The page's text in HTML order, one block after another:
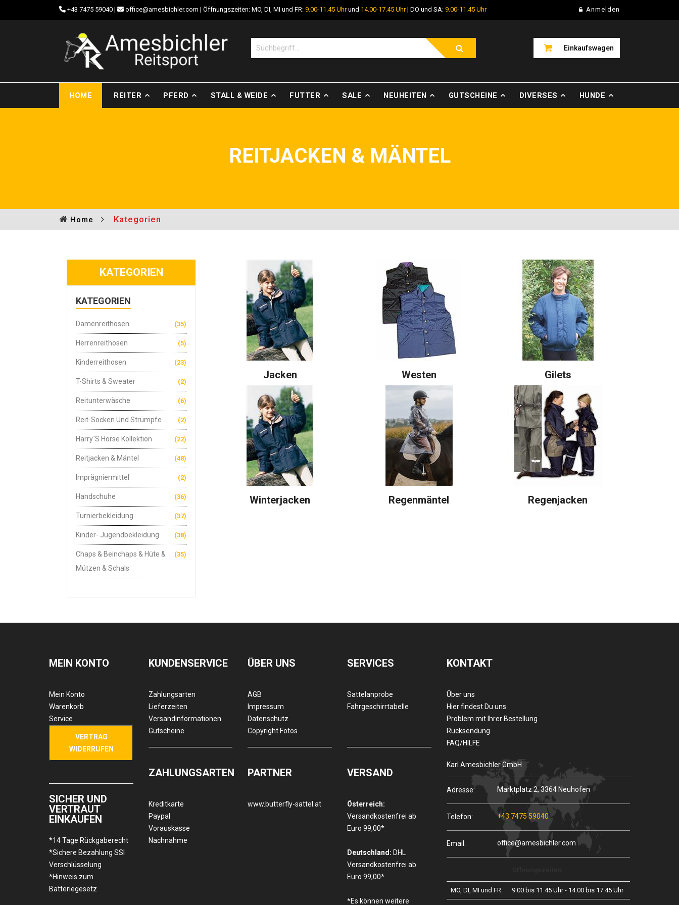
+43 7475 59040 | office@amesbichler.com | Öffnungszeiten: MO, DI, MI und FR: 9.00-11.45 Uhrund 14.00-17.45 Uhr| DO und SA: 9.00-11.45 Uhr Anmelden
Einkaufswagen
HOME REITER PFERD STALL & WEIDE FUTTER SALE NEUHEITEN GUTSCHEINE DIVERSES HUNDE
REITJACKEN & MÄNTEL
Home Kategorien
KATEGORIEN
KATEGORIEN
(35)
Damenreithosen
(5)
Herrenreithosen
(23)
Kinderreithosen
(2)
T-Shirts & Sweater
(6)
Reitunterwäsche
(2)
Reit-Socken Und Strümpfe
(22)
Harry`s Horse Kollektion
(48)
Reitjacken & Mäntel
(2)
Imprägniermittel
(36)
Handschuhe
(37)
Turnierbekleidung
(38)
Kinder- Jugendbekleidung
(35)
Chaps & Beinchaps & Hüte &
Mützen & Schals
Jacken Westen Gilets
Winterjacken Regenmäntel Regenjacken
MEIN KONTO
Mein Konto
Warenkorb
Service
VERTRAG
WIDERRUFEN
SICHER UND
VERTRAUT
EINKAUFEN
*14 Tage Rückgaberecht
*Sichere Bezahlung SSl
Verschlüsselung
*Hinweis zum
Batteriegesetz
KUNDENSERVICE
Zahlungsarten
Lieferzeiten
Versandinformationen
Gutscheine
ZAHLUNGSARTEN
Kreditkarte
Paypal
Vorauskasse
Nachnahme
ÜBER UNS
AGB
Impressum
Datenschutz
Copyright Fotos
PARTNER
www.butterfly-sattel.at
SERVICES
Sattelanprobe
Fahrgeschirrtabelle
VERSAND
Österreich:
Versandkostenfrei ab
Euro 99,00*
Deutschland: DHL
Versandkostenfrei ab
Euro 99,00*
*Es können weitere
KONTAKT
Über uns
Hier findest Du uns
Problem mit Ihrer Bestellung
Rücksendung
FAQ/HILFE
Karl Amesbichler GmbH
Adresse: Marktplatz 2, 3364 Neuhofen
Telefon: +43 7475 59040
Email: office@amesbichler.com
MO, DI, MI und FR: 9.00 bis 11.45 Uhr - 14.00 bis 17.45 Uhr